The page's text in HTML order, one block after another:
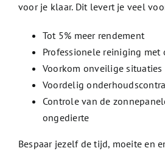
voor je klaar. Dit levert je veel
Tot 5% meer rendement
Professionele reiniging met
Voorkom onveilige
Voordelig
Controle van de
ongedierte
Bespaar jezelf de tijd, moeite en